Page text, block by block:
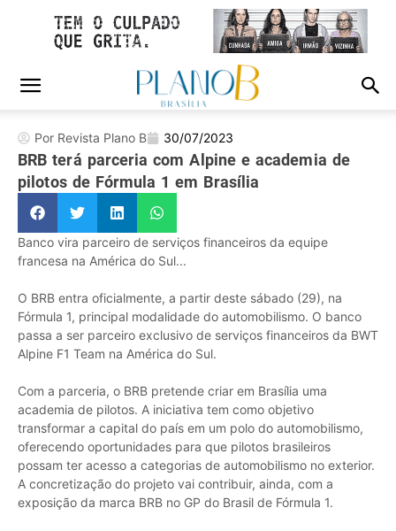
Por Revista Plano B 30/07/2023
BRB terá parceria com Alpine e academia de
pilotos de Fórmula 1 em Brasília
Banco vira parceiro de serviços financeiros da equipe
francesa na América do Sul...
O BRB entra oficialmente, a partir deste sábado (29), na
Fórmula 1, principal modalidade do automobilismo. O banco
passa a ser parceiro exclusivo de serviços financeiros da BWT
Alpine F1 Team na América do Sul.
Com a parceria, o BRB pretende criar em Brasília uma
academia de pilotos. A iniciativa tem como objetivo
transformar a capital do país em um polo do automobilismo,
oferecendo oportunidades para que pilotos brasileiros
possam ter acesso a categorias de automobilismo no exterior.
A concretização do projeto vai contribuir, ainda, com a
exposição da marca BRB no GP do Brasil de Fórmula 1.